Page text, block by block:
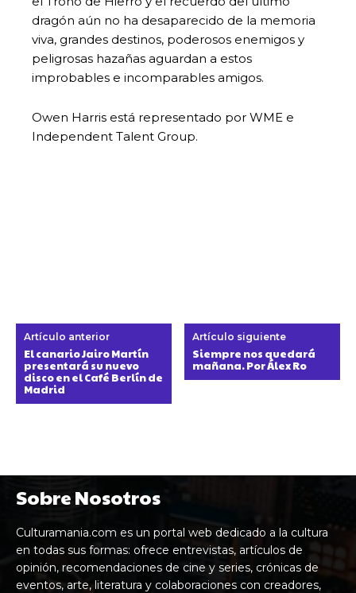
dragón aún no ha desaparecido de la memoria
viva, grandes destinos, poderosos enemigos y
peligrosas hazañas aguardan a estos
improbables e incomparables amigos.
Owen Harris está representado por WME e
Independent Talent Group.
Artículo anterior
El canario Jairo Martín
presentará su nuevo
disco en el Café Berlín de
Madrid
Artículo siguiente
Siempre nos quedará
mañana. Por Álex Ro
Sobre Nosotros
Culturamania.com es un portal web dedicado a la cultura
en todas sus formas: ofrece entrevistas, artículos de
opinión, recomendaciones de cine y series, crónicas de
eventos, arte, literatura y colaboraciones con creadores,